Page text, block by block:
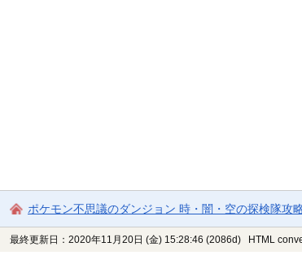
ポケモン不思議のダンジョン 時・闇・空の探検隊攻
最終更新日：2020年11月20日 (金) 15:28:46 (2086d) HTML